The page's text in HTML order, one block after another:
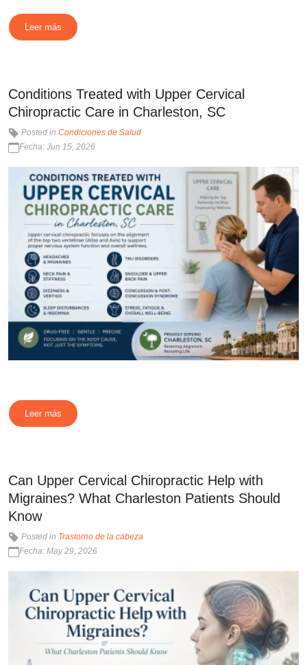
Leer más
Conditions Treated with Upper Cervical
Chiropractic Care in Charleston, SC
Posted in Condiciones de Salud
Fecha: Jun 15, 2026
Leer más
Can Upper Cervical Chiropractic Help with
Migraines? What Charleston Patients Should
Know
Posted in Trastorno de la cabeza
Fecha: May 29, 2026